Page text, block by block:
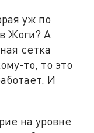
уж по
Жоги? А
сетка
то, то это
И
на уровне